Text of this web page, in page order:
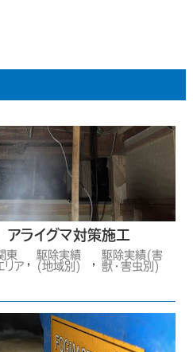
ライグマ対策施工
東
リア
駆除実績
(地域別)
駆除実績(害
獣・害虫別)